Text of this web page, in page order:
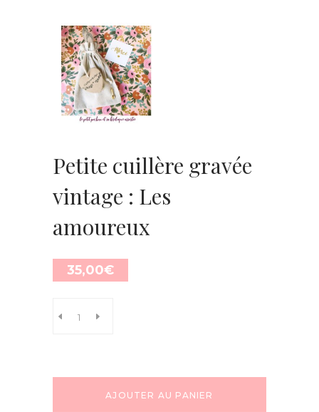
Petite cuillère gravée
vintage : Les
amoureux
35,00€
AJOUTER AU PANIER